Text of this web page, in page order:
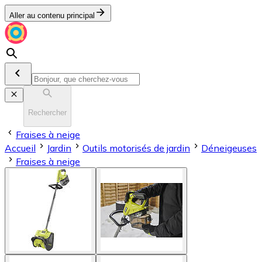
Aller au contenu principal
Rechercher
Fraises à neige
Accueil
Jardin Outils motorisés de jardin
Déneigeuses
Fraises à neige